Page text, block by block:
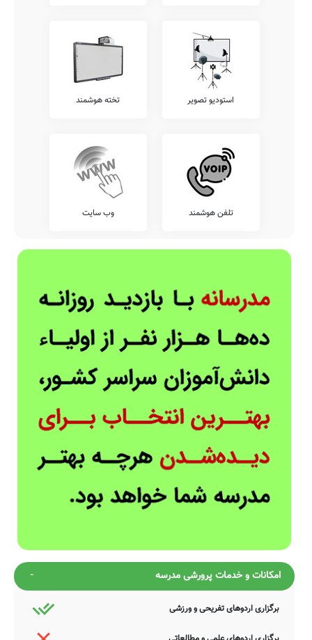
استودیو تصویر تخته هوشمند
تلفن هوشمند وب سایت
امکانات و خدمات پرورشی مدرسه
برگزاری اردوهای تفریحی و ورزشی